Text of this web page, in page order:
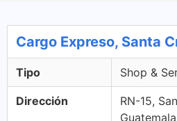
Cargo Expreso, Santa
Tipo Shop &
Dirección
RN-15,
Guatemala